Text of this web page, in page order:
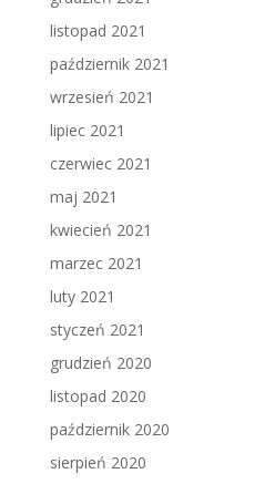
listopad 2021
październik 2021
wrzesień 2021
lipiec 2021
czerwiec 2021
maj 2021
kwiecień 2021
marzec 2021
luty 2021
styczeń 2021
grudzień 2020
listopad 2020
październik 2020
sierpień 2020